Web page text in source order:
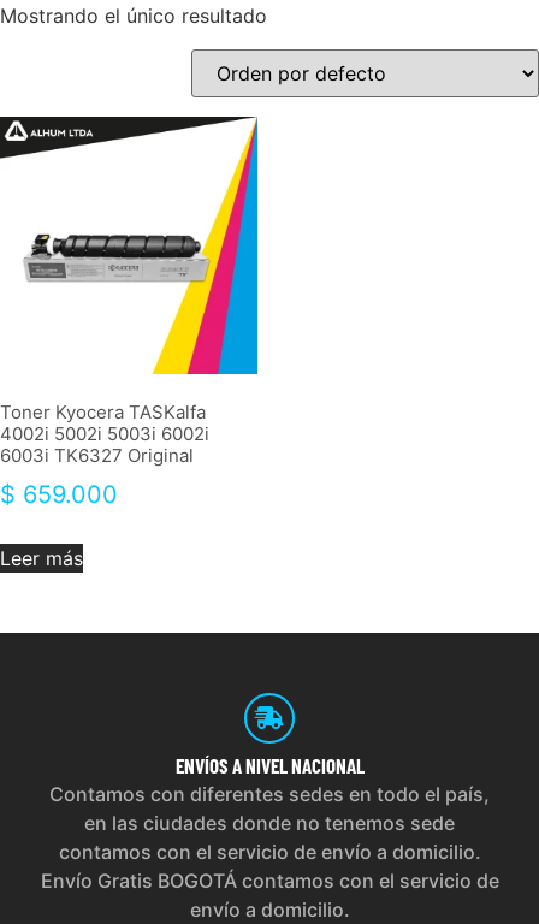
Mostrando el único resultado
Toner Kyocera TASKalfa
4002i 5002i 5003i 6002i
6003i TK6327 Original
$ 659.000
Leer más
ENVÍOS A NIVEL NACIONAL
Contamos con diferentes sedes en todo el país,
en las ciudades donde no tenemos sede
contamos con el servicio de envío a domicilio.
Envío Gratis BOGOTÁ contamos con el servicio de
envío a domicilio.